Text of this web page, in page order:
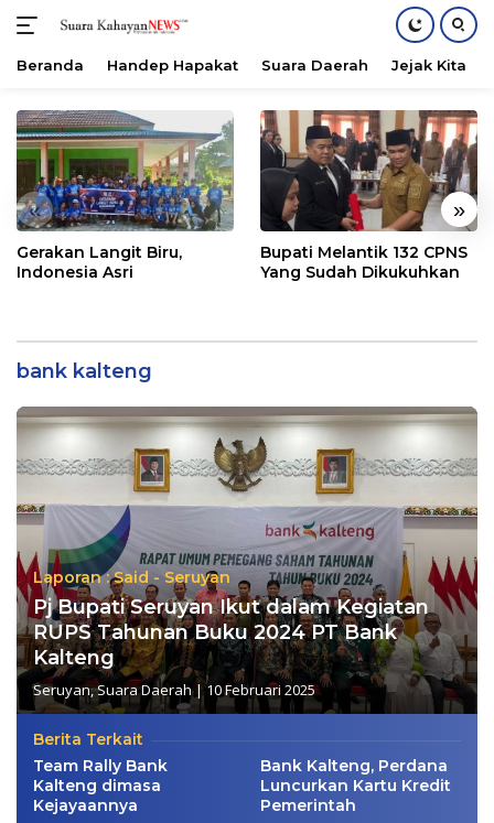
konten
Beranda Handep Hapakat Suara Daerah Jejak Kita
« »
Gerakan Langit Biru,
Indonesia Asri
Bupati Melantik 132 CPNS
Yang Sudah Dikukuhkan
bank kalteng
Laporan : Said - Seruyan
Pj Bupati Seruyan Ikut dalam Kegiatan
RUPS Tahunan Buku 2024 PT Bank
Kalteng
Seruyan,Suara Daerah|10 Februari 2025
Berita Terkait
Team Rally Bank
Kalteng dimasa
Kejayaannya
Bank Kalteng, Perdana
Luncurkan Kartu Kredit
Pemerintah